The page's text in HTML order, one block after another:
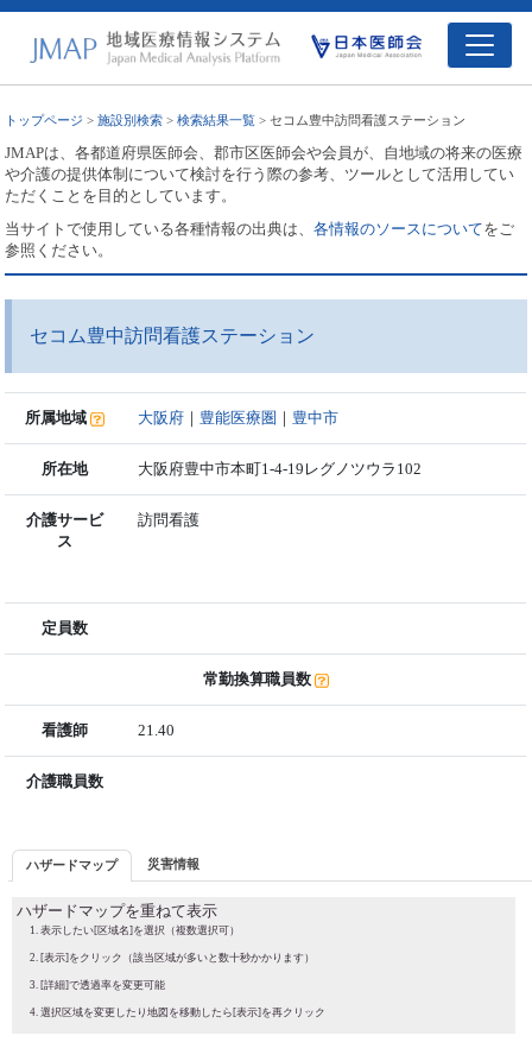
トップページ >施設別検索 >検索結果一覧 > セコム豊中訪問看護ステーション
JMAPは、各都道府県医師会、郡市区医師会や会員が、自地域の将来の医療
や介護の提供体制について検討を行う際の参考、ツールとして活用してい
ただくことを目的としています。
当サイトで使用している各種情報の出典は、各情報のソースについてをご
参照ください。
セコム豊中訪問看護ステーション
所属地域 大阪府 ｜ 豊能医療圏 ｜ 豊中市
所在地 大阪府豊中市本町1-4-19レグノツウラ102
介護サービ
ス
訪問看護
定員数
常勤換算職員数
看護師 21.40
介護職員数
ハザードマップ 災害情報
ハザードマップを重ねて表示
表示したい[区域名]を選択（複数選択可）
[表示]をクリック（該当区域が多いと数十秒かかります）
[詳細]で透過率を変更可能
選択区域を変更したり地図を移動したら[表示]を再クリック